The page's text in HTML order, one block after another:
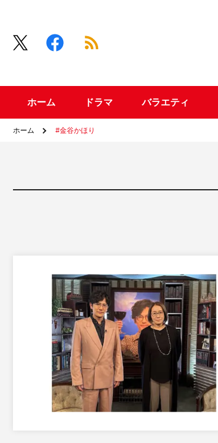
ホーム ドラマ バラエティ
ホーム #金谷かほり